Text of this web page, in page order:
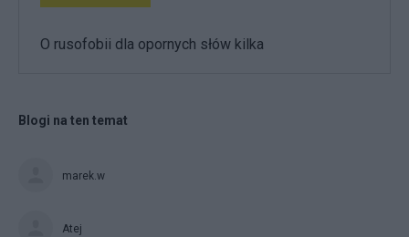
O rusofobii dla opornych słów kilka
Blogi na ten temat
marek.w
Atej